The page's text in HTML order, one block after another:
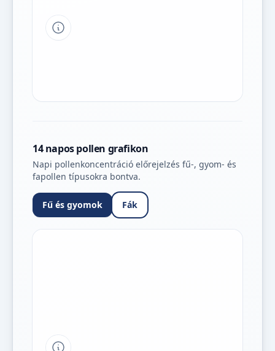
Tipp a grafikon jelmagyarázatához
14 napos pollen grafikon
Napi pollenkoncentráció előrejelzés fű-, gyom- és
fapollen típusokra bontva.
Fű és gyomok Fák